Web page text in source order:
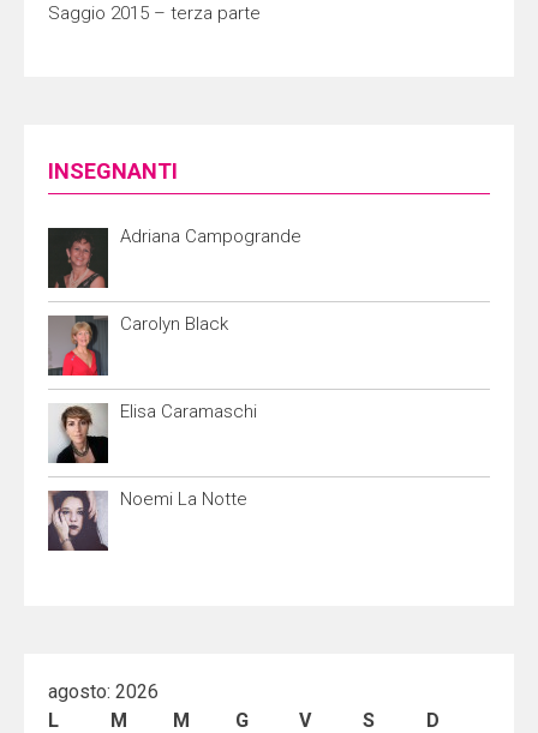
Saggio 2015 – terza parte
INSEGNANTI
Adriana Campogrande
Carolyn Black
Elisa Caramaschi
Noemi La Notte
agosto: 2026
L
M M G V S D